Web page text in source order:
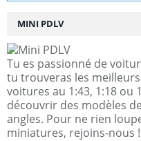
MINI PDLV
Tu es passionné de
tu trouveras les
voitures au 1:43, 1:18 ou
découvrir des modèles
angles. Pour ne rien
miniatures, rejoins-nous !